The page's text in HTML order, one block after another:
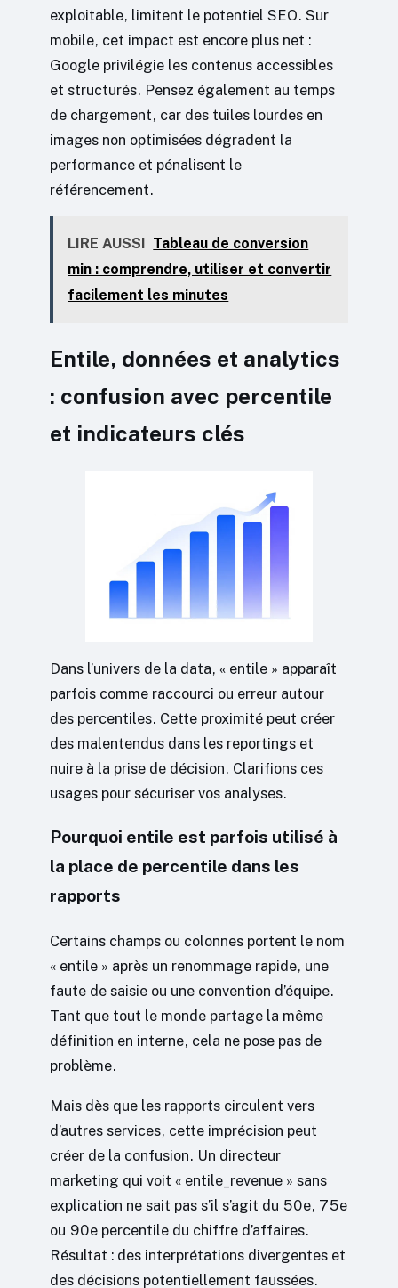
exploitable, limitent le potentiel SEO. Sur
mobile, cet impact est encore plus net :
Google privilégie les contenus accessibles
et structurés. Pensez également au temps
de chargement, car des tuiles lourdes en
images non optimisées dégradent la
performance et pénalisent le
référencement.
LIRE AUSSI
Tableau de conversion
min : comprendre, utiliser et convertir
facilement les minutes
Entile, données et analytics
: confusion avec percentile
et indicateurs clés
Dans l’univers de la data, « entile » apparaît
parfois comme raccourci ou erreur autour
des percentiles. Cette proximité peut créer
des malentendus dans les reportings et
nuire à la prise de décision. Clarifions ces
usages pour sécuriser vos analyses.
Pourquoi entile est parfois utilisé à
la place de percentile dans les
rapports
Certains champs ou colonnes portent le nom
« entile » après un renommage rapide, une
faute de saisie ou une convention d’équipe.
Tant que tout le monde partage la même
définition en interne, cela ne pose pas de
problème.
Mais dès que les rapports circulent vers
d’autres services, cette imprécision peut
créer de la confusion. Un directeur
marketing qui voit « entile_revenue » sans
explication ne sait pas s’il s’agit du 50e, 75e
ou 90e percentile du chiffre d’affaires.
Résultat : des interprétations divergentes et
des décisions potentiellement faussées.